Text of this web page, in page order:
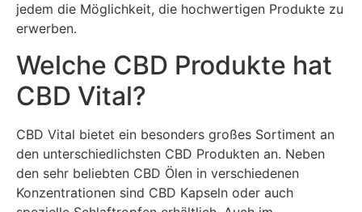
jedem die Möglichkeit, die hochwertigen Produkte zu
erwerben.
Welche CBD Produkte hat
CBD Vital?
CBD Vital bietet ein besonders großes Sortiment an
den unterschiedlichsten CBD Produkten an. Neben
den sehr beliebten CBD Ölen in verschiedenen
Konzentrationen sind CBD Kapseln oder auch